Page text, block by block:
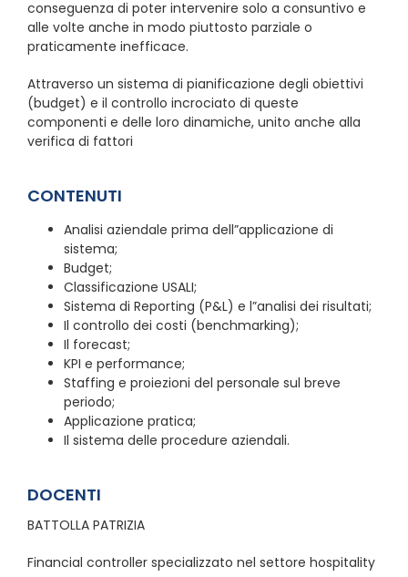
conseguenza di poter intervenire solo a consuntivo e
alle volte anche in modo piuttosto parziale o
praticamente inefficace.
Attraverso un sistema di pianificazione degli obiettivi
(budget) e il controllo incrociato di queste
componenti e delle loro dinamiche, unito anche alla
verifica di fattori
CONTENUTI
Analisi aziendale prima dell”applicazione di
sistema;
Budget;
Classificazione USALI;
Sistema di Reporting (P&L) e l”analisi dei risultati;
Il controllo dei costi (benchmarking);
Il forecast;
KPI e performance;
Staffing e proiezioni del personale sul breve
periodo;
Applicazione pratica;
Il sistema delle procedure aziendali.
DOCENTI
BATTOLLA PATRIZIA
Financial controller specializzato nel settore hospitality